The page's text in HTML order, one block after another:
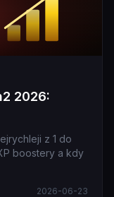
2026:
z 1 do
boostery a kdy
2026-06-23